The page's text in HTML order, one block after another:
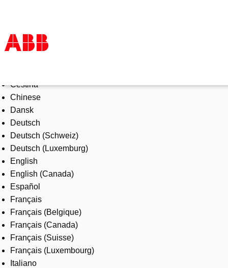
Products & Solutions
Industries
Services
About us
Where to buy
Contact us
Careers
Čeština
Chinese
Dansk
Deutsch
Deutsch (Schweiz)
Deutsch (Luxemburg)
English
English (Canada)
Español
Français
Français (Belgique)
Français (Canada)
Français (Suisse)
Français (Luxembourg)
Italiano